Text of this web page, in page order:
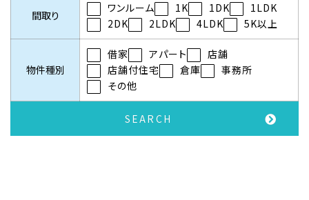
間取り
ワンルーム 1K 1DK
1LDK
2DK
2LDK 4LDK 5K以上
物件種別
借家 アパート
店舗
店舗付住宅
倉庫
事務所
その他
SEARCH